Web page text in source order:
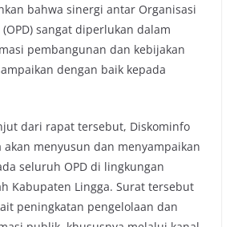
bahwa sinergi antar Organisasi
sangat diperlukan dalam
pembangunan dan kebijakan
dengan baik kepada
dari rapat tersebut, Diskominfo
akan menyusun dan menyampaikan
seluruh OPD di lingkungan
Kabupaten Lingga. Surat tersebut
peningkatan pengelolaan dan